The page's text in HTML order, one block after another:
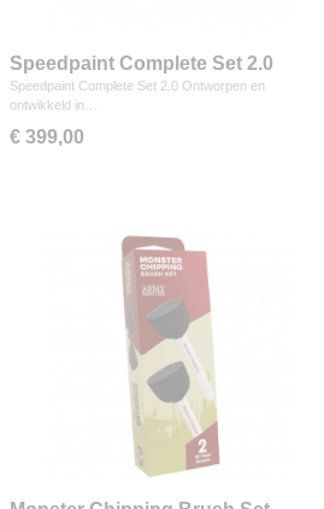
Speedpaint Complete Set 2.0
Speedpaint Complete Set 2.0 Ontworpen en
ontwikkeld in…
€ 399,00